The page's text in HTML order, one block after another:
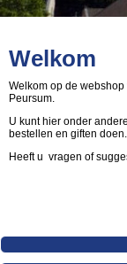
Welkom
Welkom op de
Peursum.
U kunt hier onder
bestellen en giften doen.
Heeft u vragen of